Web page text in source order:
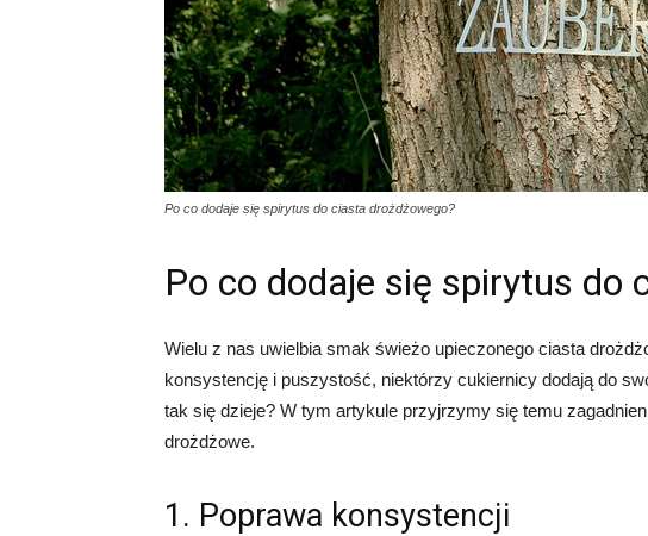
Po co dodaje się spirytus do ciasta drożdżowego?
Po co dodaje się spirytus do
Wielu z nas uwielbia smak świeżo upieczonego ciasta
konsystencję i puszystość, niektórzy cukiernicy dodają do
tak się dzieje? W tym artykule przyjrzymy się temu
drożdżowe.
1. Poprawa konsystencji